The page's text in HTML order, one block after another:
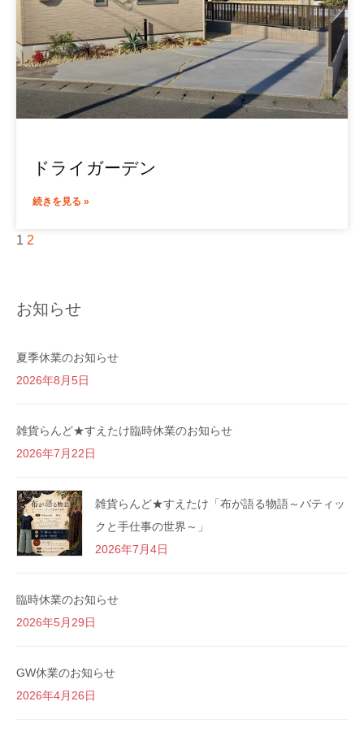
ドライガーデン
続きを見る »
1 2
お知らせ
夏季休業のお知らせ
2026年8月5日
雑貨らんど★すえたけ臨時休業のお知らせ
2026年7月22日
雑貨らんど★すえたけ「布が語る物語～バティッ
クと手仕事の世界～」
2026年7月4日
臨時休業のお知らせ
2026年5月29日
GW休業のお知らせ
2026年4月26日